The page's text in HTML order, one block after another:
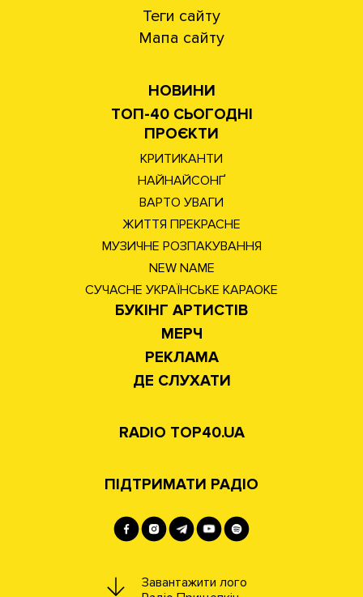
Теги сайту
Мапа сайту
НОВИНИ
ТОП-40 СЬОГОДНІ
ПРОЄКТИ
КРИТИКАНТИ
НАЙНАЙСОНҐ
ВАРТО УВАГИ
ЖИТТЯ ПРЕКРАСНЕ
МУЗИЧНЕ РОЗПАКУВАННЯ
NEW NAME
СУЧАСНЕ УКРАЇНСЬКЕ КАРАОКЕ
БУКІНГ АРТИСТІВ
МЕРЧ
РЕКЛАМА
ДЕ СЛУХАТИ
RADIO TOP40.UA
ПІДТРИМАТИ РАДІО
Завантажити лого